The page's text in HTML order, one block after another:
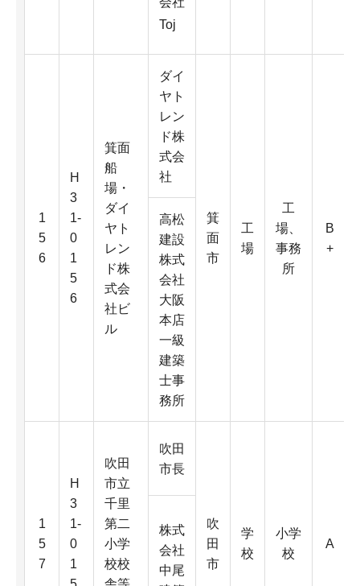
Toj
1
5
6
H
3
1-
0
1
5
6
箕面
船
場・
ダイ
ヤト
レン
ド株
式会
社ビ
ル
ダイ
ヤト
レン
ド株
式会
社
箕
面
市
工
場
工
場、
事務
所
B
+
高松
建設
株式
会社
大阪
本店
一級
建築
士事
務所
1
5
7
H
3
1-
0
1
吹田
市立
千里
第二
小学
校校
吹田
市長
吹
田
市
学
校
小学
校
A
株式
会社
中尾